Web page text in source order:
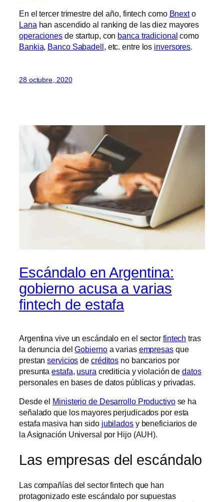
En el tercer trimestre del año, fintech como Bnexto
Lana han ascendido al ranking de las diez mayores
operacionesde startup, con banca tradicional como
Bankia, Banco Sabadell, etc. entre los inversores.
28 octubre, 2020
Escándalo en Argentina:
gobierno acusa a varias
fintech de estafa
Argentina vive un escándalo en el sector fintech tras
la denuncia delGobiernoa varias empresasque
prestanservicios de créditos no bancarios por
presuntaestafa, usura crediticia y violación dedatos
personales en bases de datos públicas y privadas.
Desde el Ministerio de Desarrollo Productivose ha
señalado que los mayores perjudicados por esta
estafa masiva han sido jubiladosy beneficiarios de
la Asignación Universal por Hijo (AUH).
Las empresas del escándalo
Las compañías del sector fintech que han
protagonizado este escándalo por supuestas